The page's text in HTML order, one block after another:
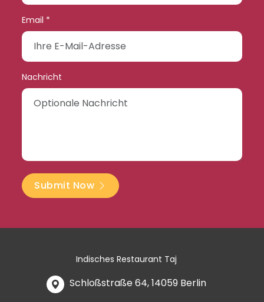
Email *
Nachricht
Submit Now
Indisches Restaurant Taj
Schloßstraße 64, 14059 Berlin